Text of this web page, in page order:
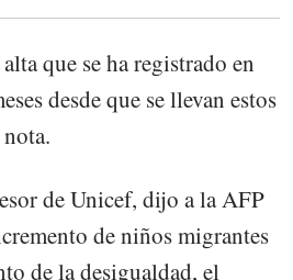
que se ha registrado en
desde que se llevan estos
de Unicef, dijo a la AFP
de niños migrantes
de la desigualdad, el